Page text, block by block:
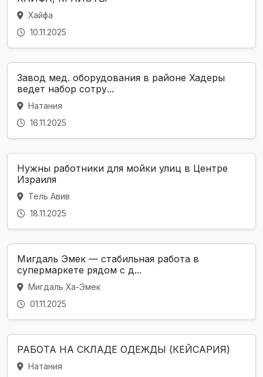
Хайфа
10.11.2025
Завод мед. оборудования в районе Хадеры
ведет набор сотру...
Натания
16.11.2025
Нужны работники для мойки улиц в Центре
Израиля
Тель Авив
18.11.2025
Мигдаль Эмек — стабильная работа в
супермаркете рядом с д...
Мигдаль Ха-Эмек
01.11.2025
РАБОТА НА СКЛАДЕ ОДЕЖДЫ (КЕЙСАРИЯ)
Натания